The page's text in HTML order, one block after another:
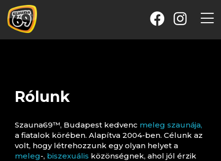
Rólunk
Szauna69™, Budapest kedvenc meleg szaunája,
a fiatalok körében. Alapítva 2004-ben. Célunk az
volt, hogy létrehozzunk egy olyan helyet a
meleg-, biszexuális közönségnek, ahol jól érzik